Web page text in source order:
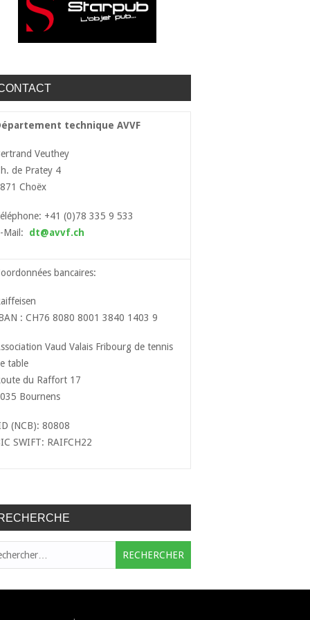
technique AVVF
Veuthey
de Pratey 4
Choëx
+41 (0)78 335 9 533
Mail: dt@avvf.ch
bancaires:
: CH76 8080 8001 3840 1403 9
Vaud Valais Fribourg de tennis
table
du Raffort 17
Bournens
(NCB): 80808
SWIFT: RAIFCH22
: